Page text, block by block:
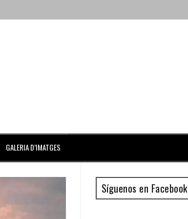
GALERIA D’IMATGES
Síguenos en Facebook